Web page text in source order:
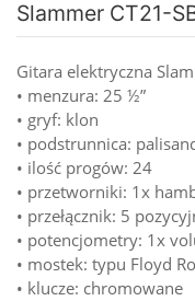
Slammer CT21-
Gitara elektryczna
• menzura: 25 ½”
• gryf: klon
• podstrunnica:
• ilość progów: 24
• przetworniki: 1x
• przełącznik: 5
• potencjometry: 1x
• mostek: typu Floyd
• klucze: chromowane